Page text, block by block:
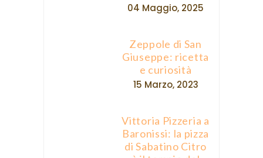
04 Maggio, 2025
Zeppole di San
Giuseppe: ricetta
e curiosità
15 Marzo, 2023
Vittoria Pizzeria a
Baronissi: la pizza
di Sabatino Citro